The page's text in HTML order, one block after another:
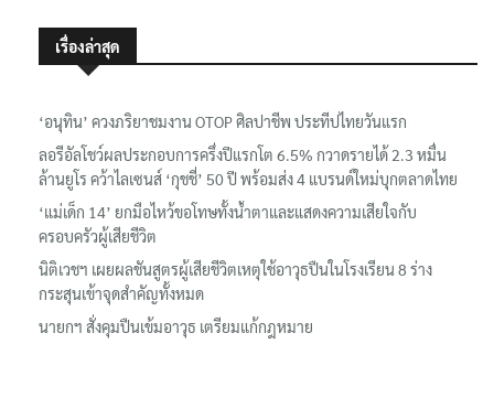
เรื่องล่าสุด
‘อนุทิน’ ควงภริยาชมงาน OTOP ศิลปาชีพ ประทีปไทยวันแรก
ลอรีอัลโชว์ผลประกอบการครึ่งปีแรกโต 6.5% กวาดรายได้ 2.3 หมื่น
ล้านยูโร คว้าไลเซนส์ ‘กุชชี่’ 50 ปี พร้อมส่ง 4 แบรนด์ใหม่บุกตลาดไทย
‘แม่เด็ก 14’ ยกมือไหว้ขอโทษทั้งน้ำตาและแสดงความเสียใจกับ
ครอบครัวผู้เสียชีวิต
นิติเวชฯ เผยผลชันสูตรผู้เสียชีวิตเหตุใช้อาวุธปืนในโรงเรียน 8 ร่าง
กระสุนเข้าจุดสำคัญทั้งหมด
นายกฯ สั่งคุมปืนเข้มอาวุธ เตรียมแก้กฎหมาย